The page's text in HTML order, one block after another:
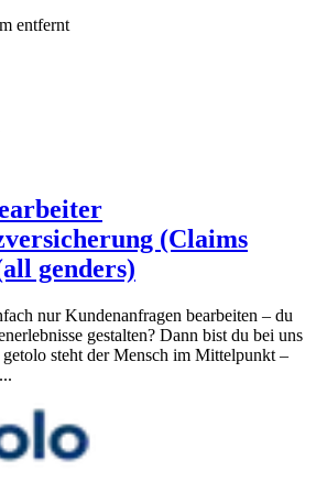
entfernt
(Claims
genders)
nur Kundenanfragen bearbeiten – du
gestalten? Dann bist du bei uns
steht der Mensch im Mittelpunkt –